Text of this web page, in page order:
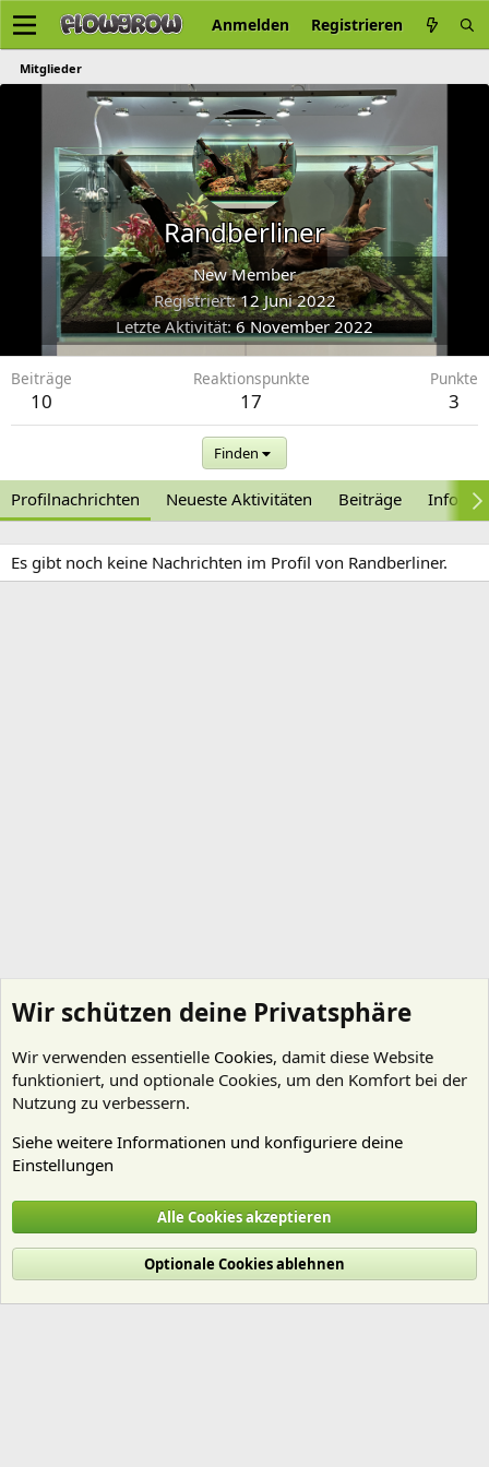
Anmelden Registrieren
Mitglieder
Randberliner
New Member
Registriert 12 Juni 2022
Letzte Aktivität 6 November 2022
Beiträge
10
Reaktionspunkte
17
Punkte
3
Finden
Profilnachrichten Neueste Aktivitäten Beiträge
Es gibt noch keine Nachrichten im Profil von Randberliner.
Cookies
Deutsch (Du)
Nutzungsbedingungen
Datenschutz Hilfe und Impressum
R
Wir schützen deine Privatsphäre
Wir verwenden essentielle Cookies, damit diese Website
funktioniert, und optionale Cookies, um den Komfort bei der
Nutzung zu verbessern.
Siehe weitere Informationen und konfiguriere deine
Einstellungen
Alle Cookies akzeptieren
Optionale Cookies ablehnen